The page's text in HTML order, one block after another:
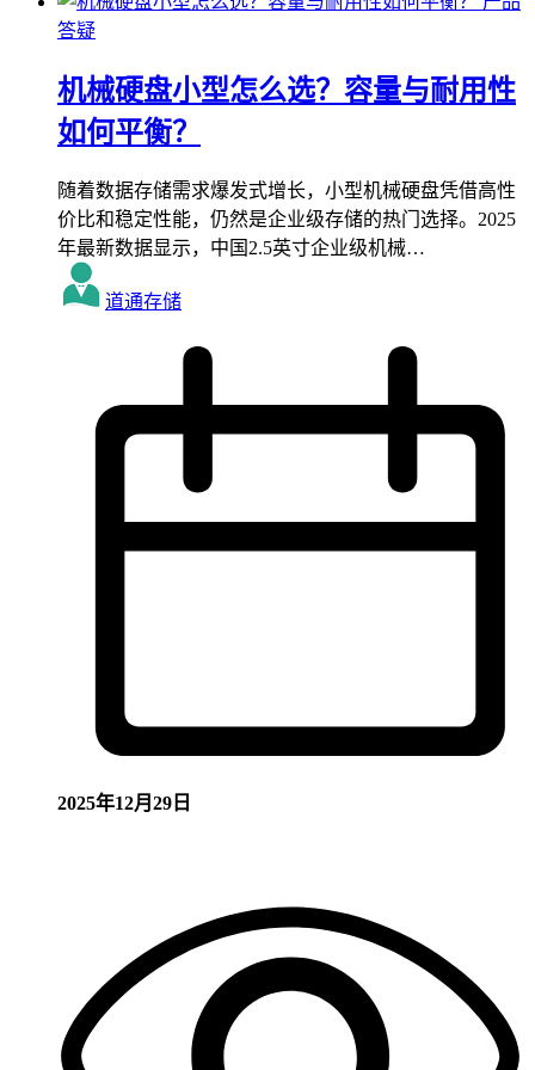
答疑
机械硬盘小型怎么选？容量与耐用性
如何平衡？
随着数据存储需求爆发式增长，小型机械硬盘凭借高性
价比和稳定性能，仍然是企业级存储的热门选择。2025
年最新数据显示，中国2.5英寸企业级机械…
道通存储
2025年12月29日